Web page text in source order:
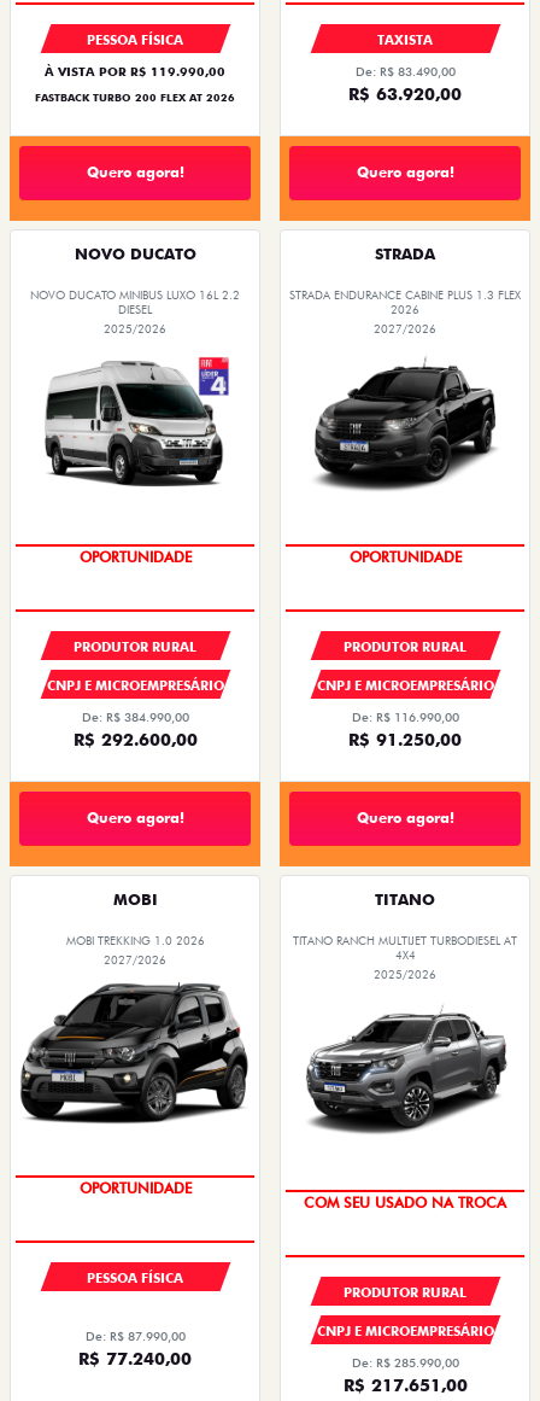
PESSOA FÍSICA
À VISTA POR R$ 119.990,00
FASTBACK TURBO 200 FLEX AT 2026
Quero agora!
TAXISTA
De: R$ 83.490,00
R$ 63.920,00
Quero agora!
NOVO DUCATO
NOVO DUCATO MINIBUS LUXO 16L 2.2
DIESEL
2025/2026
OPORTUNIDADE
PRODUTOR RURAL
CNPJ E MICROEMPRESÁRIO
De: R$ 384.990,00
R$ 292.600,00
Quero agora!
STRADA
STRADA ENDURANCE CABINE PLUS 1.3 FLEX
2026
2027/2026
OPORTUNIDADE
PRODUTOR RURAL
CNPJ E MICROEMPRESÁRIO
De: R$ 116.990,00
R$ 91.250,00
Quero agora!
MOBI
MOBI TREKKING 1.0 2026
2027/2026
OPORTUNIDADE
PESSOA FÍSICA
De: R$ 87.990,00
R$ 77.240,00
TITANO
TITANO RANCH MULTIJET TURBODIESEL AT
4X4
2025/2026
COM SEU USADO NA TROCA
PRODUTOR RURAL
CNPJ E MICROEMPRESÁRIO
De: R$ 285.990,00
R$ 217.651,00